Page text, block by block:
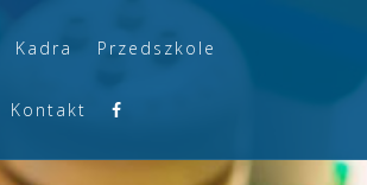
Kadra Przedszkole
Kontakt